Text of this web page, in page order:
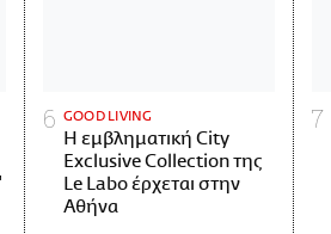
GOOD LIVING
Η εμβληματική City
Exclusive Collection της
Le Labo έρχεται στην
Αθήνα